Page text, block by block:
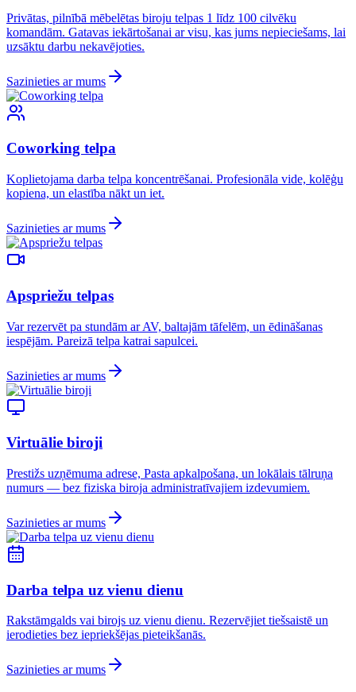
Privātas, pilnībā mēbelētas biroju telpas 1 līdz 100 cilvēku
komandām. Gatavas iekārtošanai ar visu, kas jums nepieciešams, lai
uzsāktu darbu nekavējoties.
Sazinieties ar mums
Coworking telpa
Koplietojama darba telpa koncentrēšanai. Profesionāla vide, kolēģu
kopiena, un elastība nākt un iet.
Sazinieties ar mums
Apspriežu telpas
Var rezervēt pa stundām ar AV, baltajām tāfelēm, un ēdināšanas
iespējām. Pareizā telpa katrai sapulcei.
Sazinieties ar mums
Virtuālie biroji
Prestižs uzņēmuma adrese, Pasta apkalpošana, un lokālais tālruņa
numurs — bez fiziska biroja administratīvajiem izdevumiem.
Sazinieties ar mums
Darba telpa uz vienu dienu
Rakstāmgalds vai birojs uz vienu dienu. Rezervējiet tiešsaistē un
ierodieties bez iepriekšējas pieteikšanās.
Sazinieties ar mums